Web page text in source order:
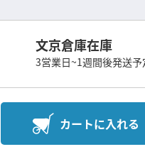
文京倉庫在庫
3営業日~1週間後発送予
カートに入れる